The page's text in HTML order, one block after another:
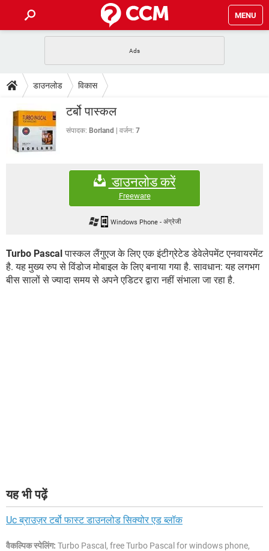
MENU
फोन पर अकाउंट बैलेंस चेक
WhatsApp Hack हो गया?
टेक-स्पेशल
2020 के फ्री एंटीवायरस
बेस्ट फ्री ऑनलाइन गेम्स
डाउनलोड
Vidmate
WhatsRemoved+
FORUM
कंप्यूटर बस
डाउनलोड विकास
टर्बो पास्कल
संपादक: Borland वर्जन: 7
डाउनलोड करें
Freeware
Windows Phone - अंग्रेजी
Turbo Pascalपास्कल लैंगुएज के लिए एक इंटीग्रेटेड डेवेलेपमेंट एनवायरमेंट
है. यह मुख्य रुप से विंडोज मोबाइल के लिए बनाया गया है. सावधान: यह लगभग
बीस सालों से ज्यादा समय से अपने एडिटर द्वारा नहीं संभाला जा रहा है.
यह भी पढ़ें
Uc ब्राउज़र टर्बो फास्ट डाउनलोड सिक्योर एड ब्लॉक
वैकल्पिक स्पेलिंग: Turbo Pascal, free Turbo Pascal for windows phone,